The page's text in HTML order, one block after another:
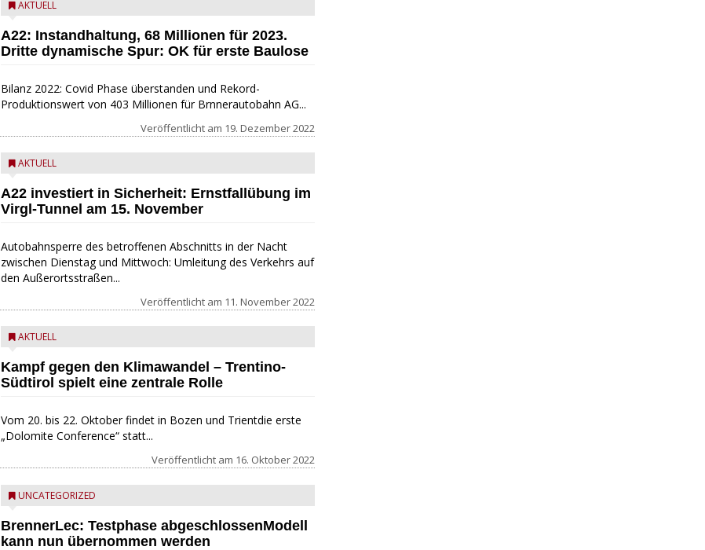
AKTUELL
A22: Instandhaltung, 68 Millionen für 2023.
Dritte dynamische Spur: OK für erste Baulose
Bilanz 2022: Covid Phase überstanden und Rekord-
Produktionswert von 403 Millionen für Brnnerautobahn AG...
Veröffentlicht am 19. Dezember 2022
AKTUELL
A22 investiert in Sicherheit: Ernstfallübung im
Virgl-Tunnel am 15. November
Autobahnsperre des betroffenen Abschnitts in der Nacht
zwischen Dienstag und Mittwoch: Umleitung des Verkehrs auf
den Außerortsstraßen...
Veröffentlicht am 11. November 2022
AKTUELL
Kampf gegen den Klimawandel – Trentino-
Südtirol spielt eine zentrale Rolle
Vom 20. bis 22. Oktober findet in Bozen und Trientdie erste
„Dolomite Conference“ statt...
Veröffentlicht am 16. Oktober 2022
UNCATEGORIZED
BrennerLec: Testphase abgeschlossenModell
kann nun übernommen werden